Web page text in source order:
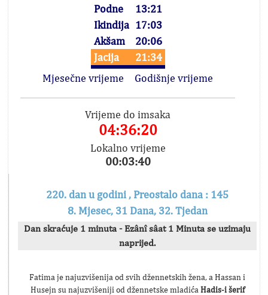
Podne
13:21
Ikindija 17:03
Akšam
20:06
Jacija
21:34
Mjesečne vrijeme
Godišnje vrijeme
Vrijeme do imsaka
04:36:20
Lokalno vrijeme
00:03:40
220. dan u godini , Preostalo dana : 145
8. Mjesec, 31 Dana, 32. Tjedan
Dan skraćuje 1 minuta - Ezânî sâat 1 Minuta se uzimaju
naprijed.
Fatima je najuzvišenija od svih džennetskih žena, a Hassan i
Husejn su najuzvišeniji od džennetske mladića Hadis-i šerif